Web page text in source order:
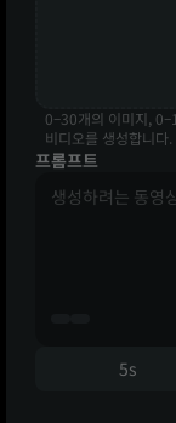
0–30개의 이미지,
비디오를 생성합니다
프롬프트
5s